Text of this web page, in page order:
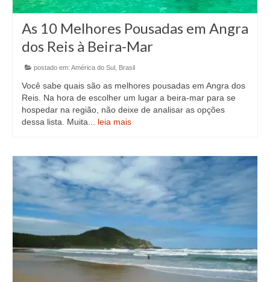
As 10 Melhores Pousadas em Angra
dos Reis à Beira-Mar
postado em: América do Sul Brasil
Você sabe quais são as melhores pousadas em Angra dos
Reis. Na hora de escolher um lugar a beira-mar para se
hospedar na região, não deixe de analisar as opções
dessa lista. Muita... leia mais